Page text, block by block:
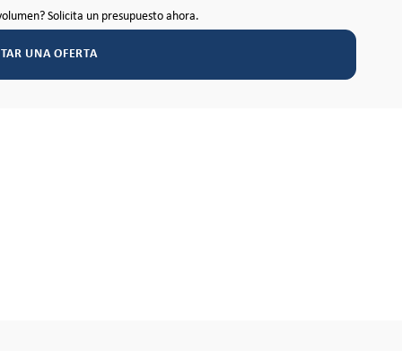
Solicita un presupuesto ahora.
UNA OFERTA